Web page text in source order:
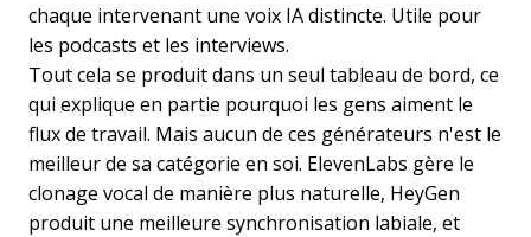
chaque intervenant une voix IA distincte. Utile pour
les podcasts et les interviews.
Tout cela se produit dans un seul tableau de bord, ce
qui explique en partie pourquoi les gens aiment le
flux de travail. Mais aucun de ces générateurs n'est le
meilleur de sa catégorie en soi. ElevenLabs gère le
clonage vocal de manière plus naturelle, HeyGen
produit une meilleure synchronisation labiale, et